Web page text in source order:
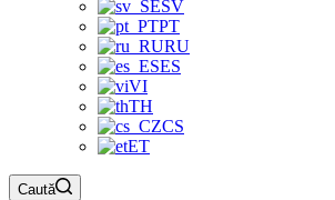
SV
PT
RU
ES
VI
TH
CS
ET
Caută